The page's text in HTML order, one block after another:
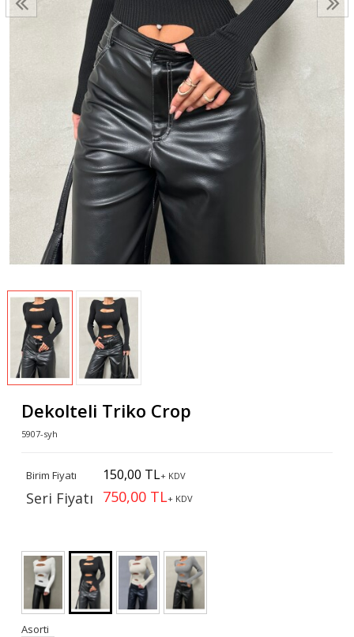
Dekolteli Triko Crop
5907-syh
Birim Fiyatı 150,00 TL+ KDV
Seri Fiyatı 750,00 TL+ KDV
Asorti